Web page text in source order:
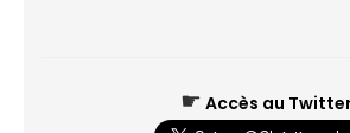
☛ Accès au